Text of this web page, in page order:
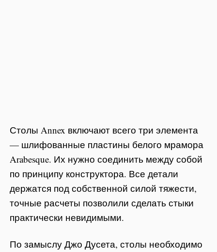
Столы Annex включают всего три элемента
— шлифованные пластины белого мрамора
Arabesque. Их нужно соединить между собой
по принципу конструктора. Все детали
держатся под собственной силой тяжести,
точные расчеты позволили сделать стыки
практически невидимыми.
По замыслу Джо Дусета, столы необходимо